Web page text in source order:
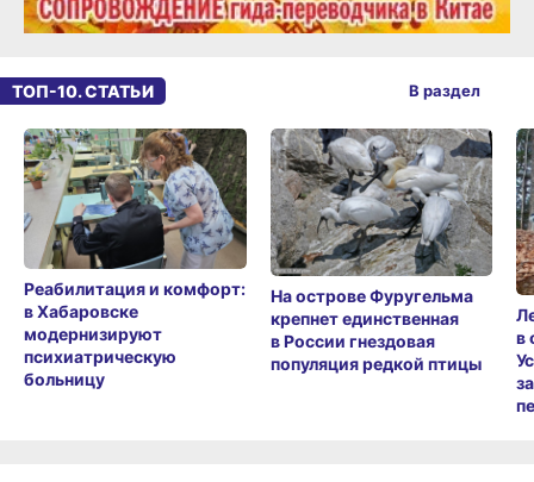
ТОП-10. СТАТЬИ
Реабилитация и комфорт:
в Хабаровске
модернизируют
психиатрическую
больницу
На острове Фуругельма
крепнет единственная
в России гнездовая
популяция редкой птицы
в
В раздел